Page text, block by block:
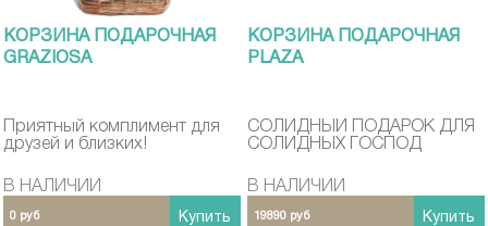
КОРЗИНА ПОДАРОЧНАЯ
GRAZIOSA
Приятный комплимент для
друзей и близких!
В НАЛИЧИИ
0 руб Купить
КОРЗИНА ПОДАРОЧНАЯ
PLAZA
СОЛИДНЫЙ ПОДАРОК ДЛЯ
СОЛИДНЫХ ГОСПОД
В НАЛИЧИИ
19890 руб Купить